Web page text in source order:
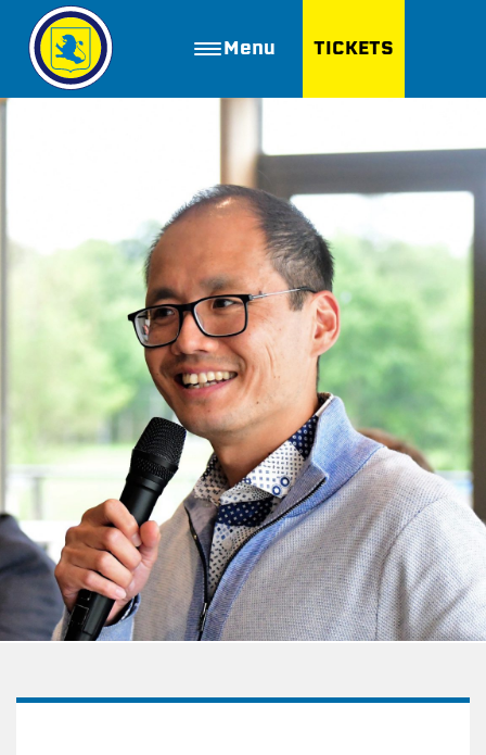
Menu TICKETS
ZOEKEN
Vacatures
Join FC Lisse
Aanmelden voor proeftraining
Lid worden van FC Lisse
Word vrijwilliger
De Club van 100
Uitschrijven
Over FC Lisse
Organisatie
Informatie voor de Pers
Onze historie
Fysiotherapie voor leden